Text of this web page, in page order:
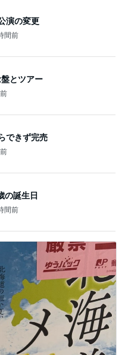
演の変更
間前
とツアー
できず完売
の誕生日
間前